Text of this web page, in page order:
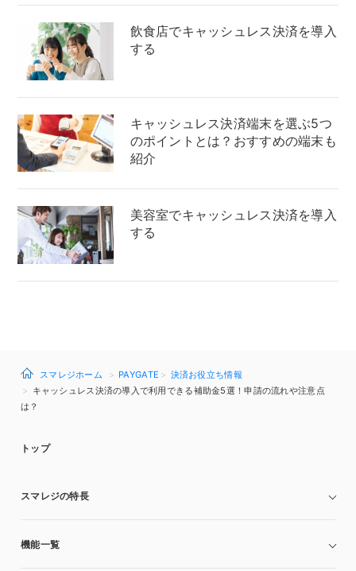
飲食店でキャッシュレス決済を導入
する
キャッシュレス決済端末を選ぶ5つ
のポイントとは？おすすめの端末も
紹介
美容室でキャッシュレス決済を導入
する
スマレジホーム PAYGATE
決済お役立ち情報
キャッシュレス決済の導入で利用できる補助金5選！申請の流れや注意点
は？
トップ
スマレジの特長
機能一覧